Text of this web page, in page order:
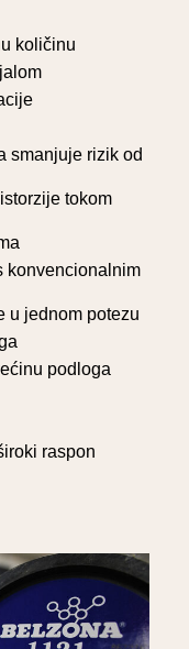
količinu
smanjuje rizik od
tokom
konvencionalnim
u jednom potezu
podloga
raspon